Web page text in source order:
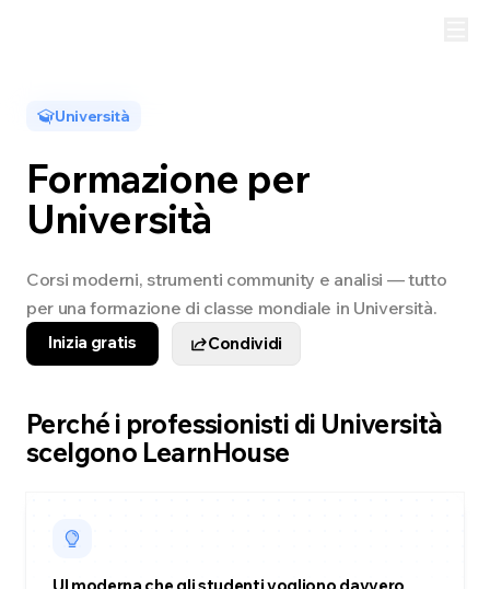
Università
Formazione per
Università
Corsi moderni, strumenti community e analisi — tutto
per una formazione di classe mondiale in Università.
Inizia gratis Condividi
Perché i professionisti di Università
scelgono LearnHouse